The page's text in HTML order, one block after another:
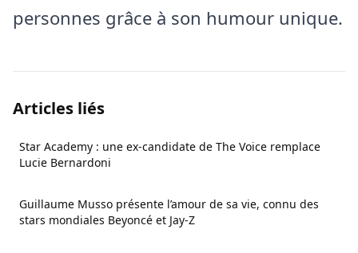
personnes grâce à son humour unique.
Articles liés
Star Academy : une ex-candidate de The Voice remplace
Lucie Bernardoni
Guillaume Musso présente l’amour de sa vie, connu des
stars mondiales Beyoncé et Jay-Z